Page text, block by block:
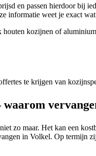
en passen hierdoor bij
informatie weet je exact
kozijnen of
te krijgen van
zo maar. Het kan een
in Volkel. Op termijn